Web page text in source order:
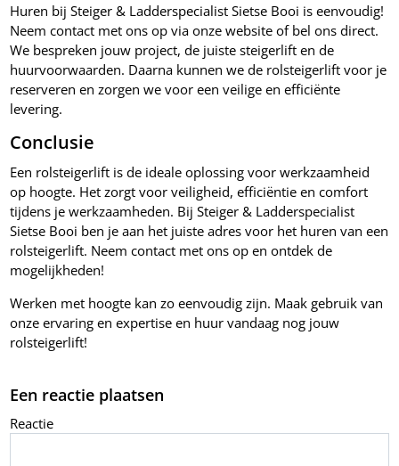
Huren bij Steiger & Ladderspecialist Sietse Booi is eenvoudig!
Neem contact met ons op via onze website of bel ons direct.
We bespreken jouw project, de juiste steigerlift en de
huurvoorwaarden. Daarna kunnen we de rolsteigerlift voor je
reserveren en zorgen we voor een veilige en efficiënte
levering.
Conclusie
Een rolsteigerlift is de ideale oplossing voor werkzaamheid
op hoogte. Het zorgt voor veiligheid, efficiëntie en comfort
tijdens je werkzaamheden. Bij Steiger & Ladderspecialist
Sietse Booi ben je aan het juiste adres voor het huren van een
rolsteigerlift. Neem contact met ons op en ontdek de
mogelijkheden!
Werken met hoogte kan zo eenvoudig zijn. Maak gebruik van
onze ervaring en expertise en huur vandaag nog jouw
rolsteigerlift!
Een reactie plaatsen
Reactie